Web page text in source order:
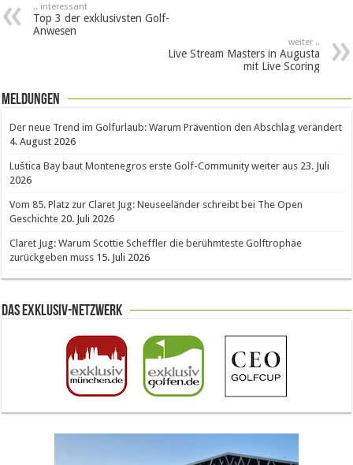
.. interessant
Top 3 der exklusivsten Golf-
Anwesen
weiter ..
Live Stream Masters in Augusta
mit Live Scoring
Meldungen
Der neue Trend im Golfurlaub: Warum Prävention den Abschlag verändert
4. August 2026
Luštica Bay baut Montenegros erste Golf-Community weiter aus 23. Juli
2026
Vom 85. Platz zur Claret Jug: Neuseeländer schreibt bei The Open
Geschichte 20. Juli 2026
Claret Jug: Warum Scottie Scheffler die berühmteste Golftrophäe
zurückgeben muss 15. Juli 2026
Das Exklusiv-Netzwerk